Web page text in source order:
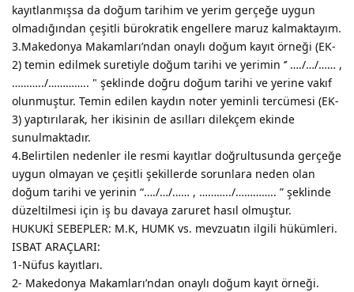
kayıtlanmışsa da doğum tarihim ve yerim gerçeğe uygun
olmadığından çeşitli bürokratik engellere maruz kalmaktayım.
3.Makedonya Makamları’ndan onaylı doğum kayıt örneği (EK-
2) temin edilmek suretiyle doğum tarihi ve yerimin ‘’ …./…/…… ,
………../………….. " şeklinde doğru doğum tarihi ve yerine vakıf
olunmuştur. Temin edilen kaydın noter yeminli tercümesi (EK-
3) yaptırılarak, her ikisinin de asılları dilekçem ekinde
sunulmaktadır.
4.Belirtilen nedenler ile resmi kayıtlar doğrultusunda gerçeğe
uygun olmayan ve çeşitli şekillerde sorunlara neden olan
doğum tarihi ve yerinin “…./…/…… , ………../………….. ” şeklinde
düzeltilmesi için iş bu davaya zaruret hasıl olmuştur.
HUKUKİ SEBEPLER: M.K, HUMK vs. mevzuatın ilgili hükümleri.
ISBAT ARAÇLARI:
1-Nüfus kayıtları.
2- Makedonya Makamları’ndan onaylı doğum kayıt örneği.